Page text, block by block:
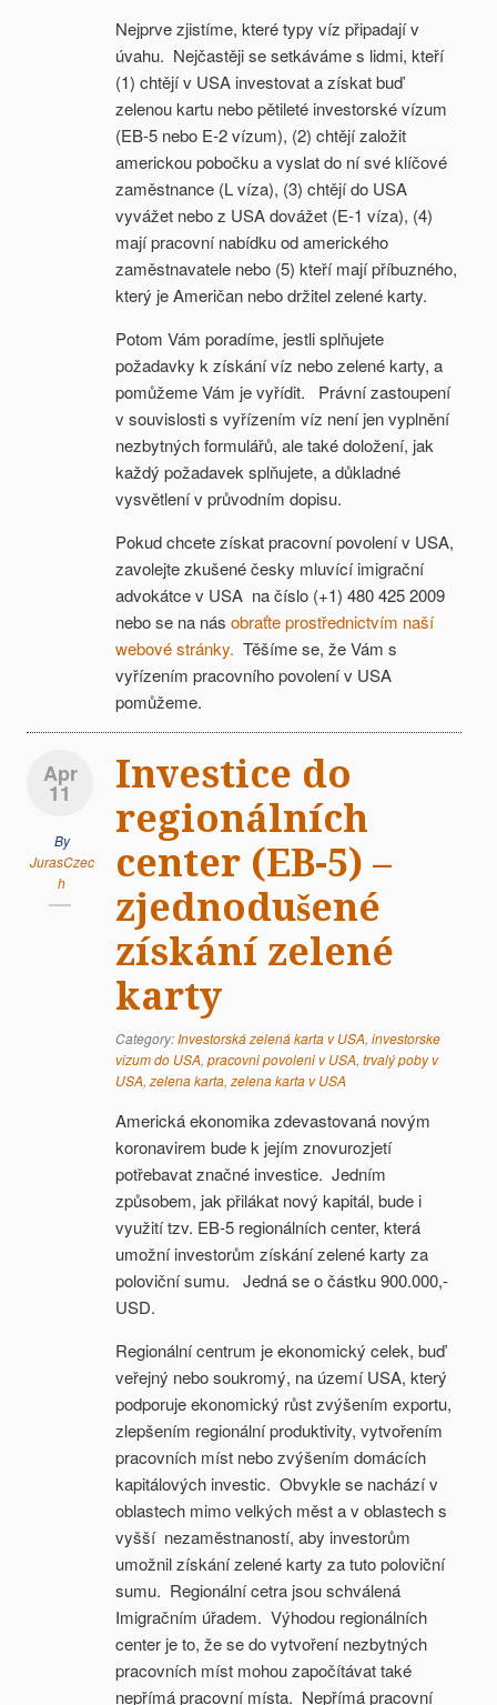
Nejprve zjistíme, které typy víz připadají v
úvahu. Nejčastěji se setkáváme s lidmi, kteří
(1) chtějí v USA investovat a získat buď
zelenou kartu nebo pětileté investorské vízum
(EB-5 nebo E-2 vízum), (2) chtějí založit
americkou pobočku a vyslat do ní své klíčové
zaměstnance (L víza), (3) chtějí do USA
vyvážet nebo z USA dovážet (E-1 víza), (4)
mají pracovní nabídku od amerického
zaměstnavatele nebo (5) kteří mají příbuzného,
který je Američan nebo držitel zelené karty.
Potom Vám poradíme, jestli splňujete
požadavky k získání víz nebo zelené karty, a
pomůžeme Vám je vyřídit. Právní zastoupení
v souvislosti s vyřízením víz není jen vyplnění
nezbytných formulářů, ale také doložení, jak
každý požadavek splňujete, a důkladné
vysvětlení v průvodním dopisu.
Pokud chcete získat pracovní povolení v USA,
zavolejte zkušené česky mluvící imigrační
advokátce v USA na číslo (+1) 480 425 2009
nebo se na nás obraťte prostřednictvím naší
webové stránky. Těšíme se, že Vám s
vyřízením pracovního povolení v USA
pomůžeme.
Apr
11
By
JurasCzec
h
Investice do
regionálních
center (EB-5) –
zjednodušené
získání zelené
karty
Category:Investorská zelená karta v USA, investorske
vizum do USA, pracovni povoleni v USA, trvalý poby v
USA, zelena karta, zelena karta v USA
Americká ekonomika zdevastovaná novým
koronavirem bude k jejím znovurozjetí
potřebavat značné investice. Jedním
způsobem, jak přilákat nový kapitál, bude i
využití tzv. EB-5 regionálních center, která
umožní investorům získání zelené karty za
poloviční sumu. Jedná se o částku 900.000,-
USD.
Regionální centrum je ekonomický celek, buď
veřejný nebo soukromý, na území USA, který
podporuje ekonomický růst zvýšením exportu,
zlepšením regionální produktivity, vytvořením
pracovních míst nebo zvýšením domácích
kapitálových investic. Obvykle se nachází v
oblastech mimo velkých měst a v oblastech s
vyšší nezaměstnaností, aby investorům
umožnil získání zelené karty za tuto poloviční
sumu. Regionální cetra jsou schválená
Imigračním úřadem. Výhodou regionálních
center je to, že se do vytvoření nezbytných
pracovních míst mohou započítávat také
nepřímá pracovní místa. Nepřímá pracovní